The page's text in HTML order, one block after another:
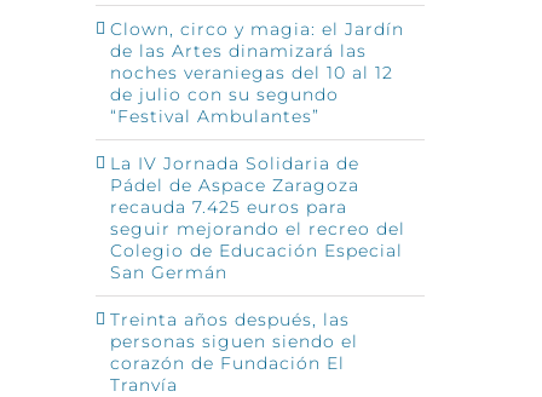
Clown, circo y magia: el Jardín
de las Artes dinamizará las
noches veraniegas del 10 al 12
de julio con su segundo
“Festival Ambulantes”
La IV Jornada Solidaria de
Pádel de Aspace Zaragoza
recauda 7.425 euros para
seguir mejorando el recreo del
Colegio de Educación Especial
San Germán
Treinta años después, las
personas siguen siendo el
corazón de Fundación El
Tranvía